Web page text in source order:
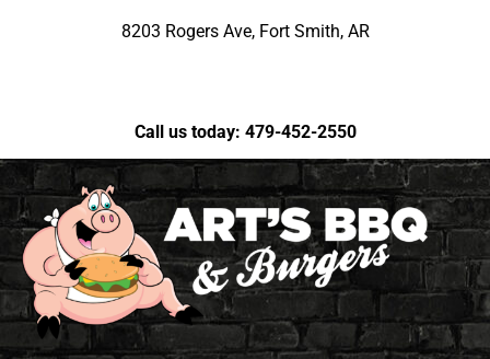
8203 Rogers Ave, Fort Smith, AR
Call us today: 479-452-2550